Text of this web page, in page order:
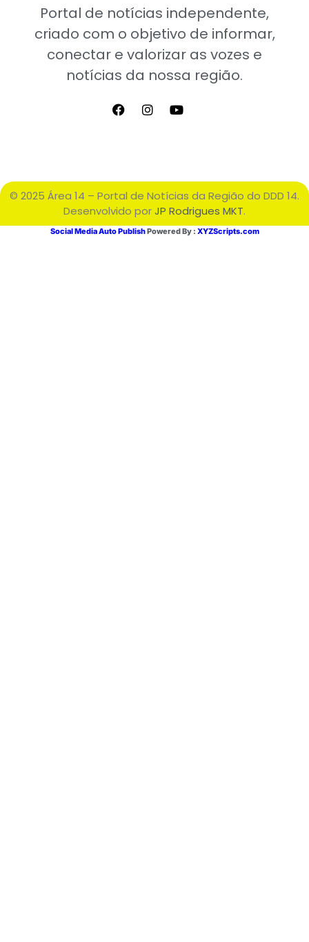
Portal de notícias independente,
criado com o objetivo de informar,
conectar e valorizar as vozes e
notícias da nossa região.
© 2025 Área 14 – Portal de Notícias da Região do DDD 14.
Desenvolvido porJP Rodrigues MKT.
Social Media Auto PublishPowered By : XYZScripts.com